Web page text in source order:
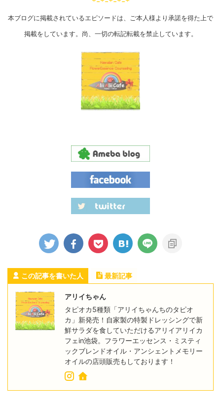
本ブログに掲載されているエピソードは、ご本人様より承諾を得た上で
掲載をしています。尚、一切の転記転載を禁止しています。
この記事を書いた人 最新記事
アリイちゃん
タピオカ5種類「アリイちゃんちのタピオ
カ」新発売！自家製の特製ドレッシングで新
鮮サラダを食していただけるアリイアリイカ
フェin池袋。フラワーエッセンス・ミスティ
ックブレンドオイル・アンシェントメモリー
オイルの店頭販売もしております！